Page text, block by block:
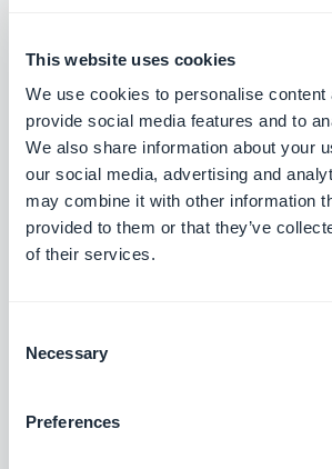
This website uses cookies
We use cookies to personalise content
provide social media features and to
We also share information about your
our social media, advertising and
may combine it with other information
provided to them or that they’ve
of their services.
Selection
Necessary
Preferences
oferece uma solução para
verdade, abriu portas para
com ministérios que eu não
capaz se apenas oferecesse
Eric Pastorek,
Criação ilimitada de